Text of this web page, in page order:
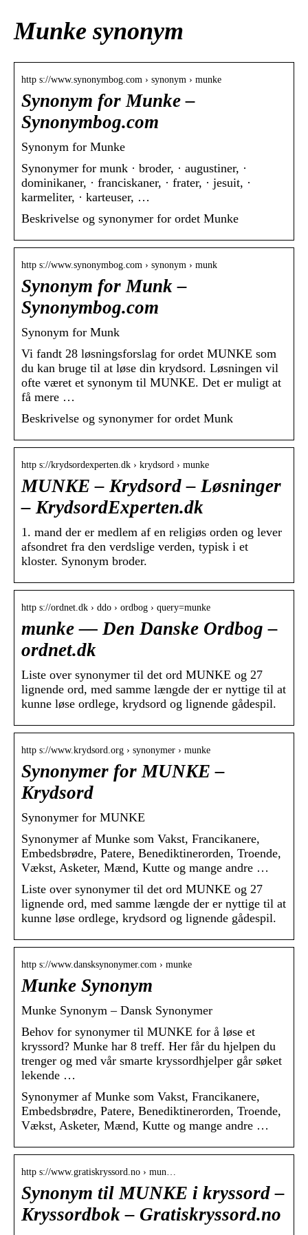
Munke synonym
http s://www.synonymbog.com › synonym › munke
Synonym for Munke –
Synonymbog.com
Synonym for Munke
Synonymer for munk · broder, · augustiner, ·
dominikaner, · franciskaner, · frater, · jesuit, ·
karmeliter, · karteuser, …
Beskrivelse og synonymer for ordet Munke
http s://www.synonymbog.com › synonym › munk
Synonym for Munk –
Synonymbog.com
Synonym for Munk
Vi fandt 28 løsningsforslag for ordet MUNKE som
du kan bruge til at løse din krydsord. Løsningen vil
ofte været et synonym til MUNKE. Det er muligt at
få mere …
Beskrivelse og synonymer for ordet Munk
http s://krydsordexperten.dk › krydsord › munke
MUNKE – Krydsord – Løsninger
– KrydsordExperten.dk
1. mand der er medlem af en religiøs orden og lever
afsondret fra den verdslige verden, typisk i et
kloster. Synonym broder.
http s://ordnet.dk › ddo › ordbog › query=munke
munke — Den Danske Ordbog –
ordnet.dk
Liste over synonymer til det ord MUNKE og 27
lignende ord, med samme længde der er nyttige til at
kunne løse ordlege, krydsord og lignende gådespil.
http s://www.krydsord.org › synonymer › munke
Synonymer for MUNKE –
Krydsord
Synonymer for MUNKE
Synonymer af Munke som Vakst, Francikanere,
Embedsbrødre, Patere, Benediktinerorden, Troende,
Vækst, Asketer, Mænd, Kutte og mange andre …
Liste over synonymer til det ord MUNKE og 27
lignende ord, med samme længde der er nyttige til at
kunne løse ordlege, krydsord og lignende gådespil.
http s://www.dansksynonymer.com › munke
Munke Synonym
Munke Synonym – Dansk Synonymer
Behov for synonymer til MUNKE for å løse et
kryssord? Munke har 8 treff. Her får du hjelpen du
trenger og med vår smarte kryssordhjelper går søket
lekende …
Synonymer af Munke som Vakst, Francikanere,
Embedsbrødre, Patere, Benediktinerorden, Troende,
Vækst, Asketer, Mænd, Kutte og mange andre …
http s://www.gratiskryssord.no › mun…
Synonym til MUNKE i kryssord –
Kryssordbok – Gratiskryssord.no